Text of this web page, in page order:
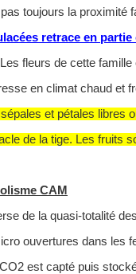
toujours la proximité
retrace en
fleurs de cette
en climat chaud et
et pétales libres
de la tige. Les fruits
CAM
de la quasi-totalité
ouvertures dans les
est capté puis